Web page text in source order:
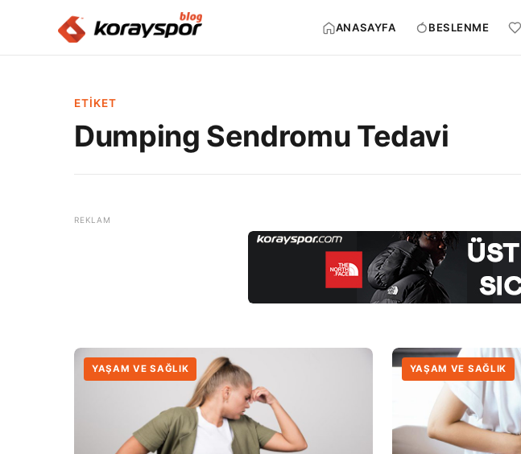
ANASAYFA BESLENME
ETIKET
Dumping Sendromu Tedavi
YAŞAM VE SAĞLIK YAŞAM VE SAĞLIK